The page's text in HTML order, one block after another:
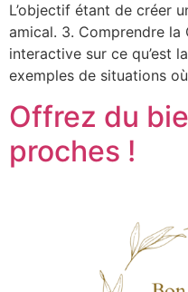
L’objectif étant de créer
amical. 3. Comprendre la
interactive sur ce qu’est
exemples de situations
Offrez du
proches !